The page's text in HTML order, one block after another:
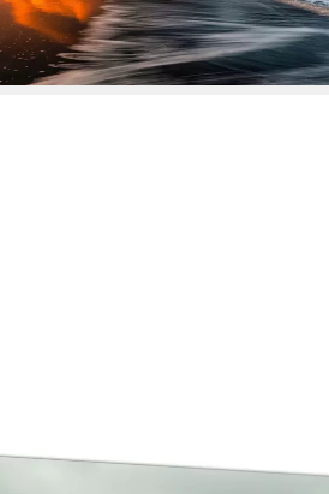
- in 6-7 Werktagen bei dir
+19